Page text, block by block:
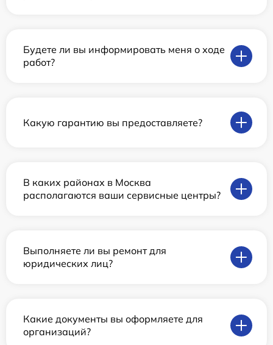
Будете ли вы информировать меня о ходе
работ?
Какую гарантию вы предоставляете?
В каких районах в Москва
располагаются ваши сервисные центры?
Выполняете ли вы ремонт для
юридических лиц?
Какие документы вы оформляете для
организаций?